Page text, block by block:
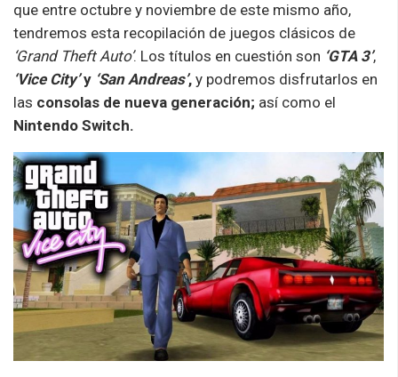
que entre octubre y noviembre de este mismo año,
tendremos esta recopilación de juegos clásicos de
‘Grand Theft Auto’. Los títulos en cuestión son ‘GTA 3’,
‘Vice City’y ‘San Andreas’, y podremos disfrutarlos en
las consolas de nueva generación; así como el
Nintendo Switch.